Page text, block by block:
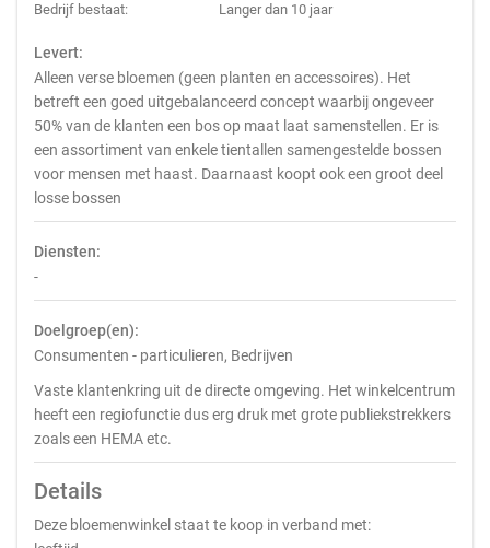
Bedrijf bestaat:
Langer dan 10 jaar
Levert:
Alleen verse bloemen (geen planten en accessoires). Het
betreft een goed uitgebalanceerd concept waarbij ongeveer
50% van de klanten een bos op maat laat samenstellen. Er is
een assortiment van enkele tientallen samengestelde bossen
voor mensen met haast. Daarnaast koopt ook een groot deel
losse bossen
Diensten:
-
Doelgroep(en):
Consumenten - particulieren, Bedrijven
Vaste klantenkring uit de directe omgeving. Het winkelcentrum
heeft een regiofunctie dus erg druk met grote publiekstrekkers
zoals een HEMA etc.
Details
Deze bloemenwinkel staat te koop in verband met: